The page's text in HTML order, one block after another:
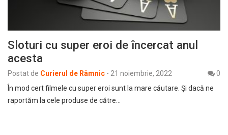
Sloturi cu super eroi de încercat anul
acesta
Postat de Curierul de Râmnic - 21 noiembrie, 2022
0
În mod cert filmele cu super eroi sunt la mare căutare. Şi dacă ne
raportăm la cele produse de către…